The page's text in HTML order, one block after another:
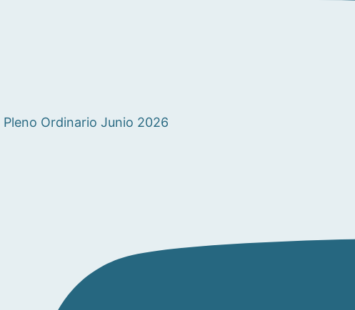
Pleno Ordinario Junio 2026